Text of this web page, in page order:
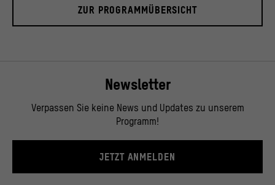
ZUR PROGRAMMÜBERSICHT
Newsletter
Verpassen Sie keine News und Updates zu unserem
Programm!
JETZT ANMELDEN